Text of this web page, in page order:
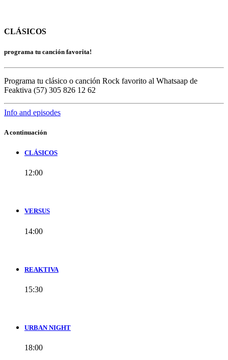
CLÁSICOS
programa tu canción favorita!
Programa tu clásico o canción Rock favorito al Whatsaap de
Feaktiva (57) 305 826 12 62
Info and episodes
A continuación
CLÁSICOS
12:00
VERSUS
14:00
REAKTIVA
15:30
URBAN NIGHT
18:00